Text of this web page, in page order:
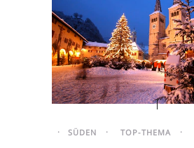
SÜDEN TOP-THEMA